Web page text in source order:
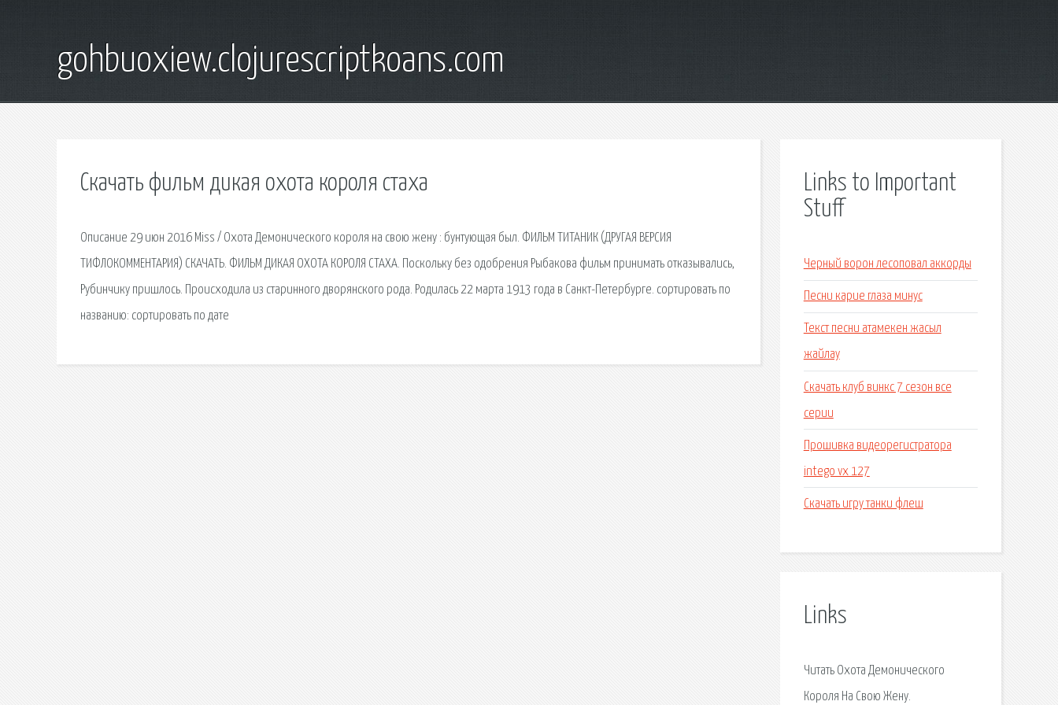
gohbuoxiew.clojurescriptkoans.com
Скачать фильм дикая охота короля стаха
Описание 29 июн 2016 Miss / Охота Демонического короля на свою жену : бунтующая был. ФИЛЬМ ТИТАНИК (ДРУГАЯ ВЕРСИЯ
ТИФЛОКОММЕНТАРИЯ) СКАЧАТЬ. ФИЛЬМ ДИКАЯ ОХОТА КОРОЛЯ СТАХА. Поскольку без одобрения Рыбакова фильм принимать отказывались,
Рубинчику пришлось. Происходила из старинного дворянского рода. Родилась 22 марта 1913 года в Санкт-Петербурге. сортировать по
названию: сортировать по дате
Links to Important
Stuff
Черный ворон лесоповал аккорды
Песни карие глаза минус
Текст песни атамекен жасыл
жайлау
Скачать клуб винкс 7 сезон все
серии
Прошивка видеорегистратора
intego vx 127
Скачать игру танки флеш
Links
Читать Охота Демонического
Короля На Свою Жену.